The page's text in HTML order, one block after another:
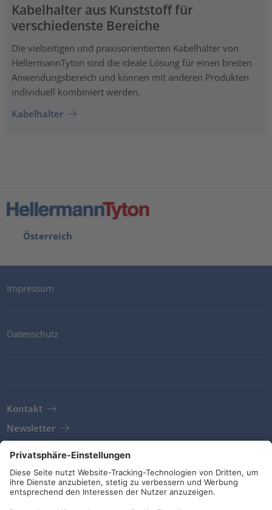
Kabelhalter aus Kunststoff für
verschiedenste Bereiche
Die vielseitigen und praxisorientierten Kabelhalter von
HellermannTyton sind die ideale Lösung für einen breiten
Anwendungsbereich und können mit anderen Produkten
individuell kombiniert werden.
Kabelhalter
Österreich
Impressum
Datenschutz
Kontakt
Newsletter
AGB
Richtlinien und Bekenntnisse